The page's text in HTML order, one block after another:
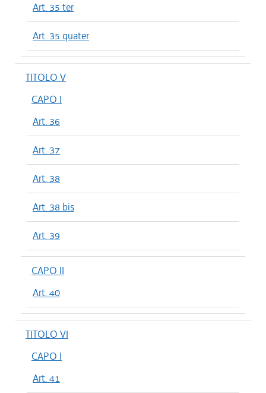
Art. 35 ter
Art. 35 quater
TITOLO V
CAPO I
Art. 36
Art. 37
Art. 38
Art. 38 bis
Art. 39
CAPO II
Art. 40
TITOLO VI
CAPO I
Art. 41